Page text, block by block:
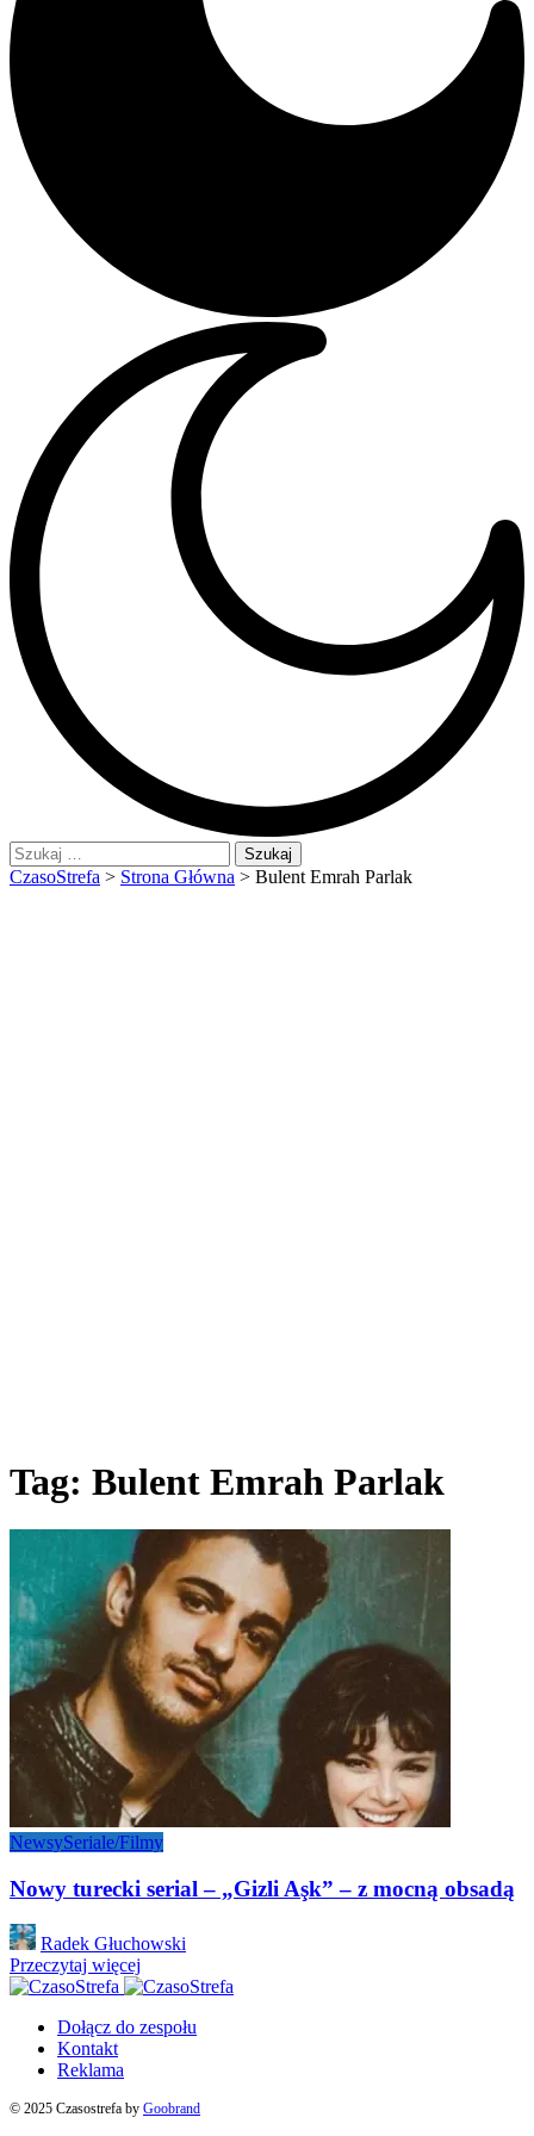
Szukaj:
CzasoStrefa > Strona Główna > Bulent Emrah Parlak
Tag: Bulent Emrah Parlak
NewsySeriale/Filmy
Nowy turecki serial – „Gizli Aşk” – z mocną obsadą
Posted
by
Radek Głuchowski
Przeczytaj więcej
Dołącz do zespołu
Kontakt
Reklama
© 2025 Czasostrefa by Goobrand